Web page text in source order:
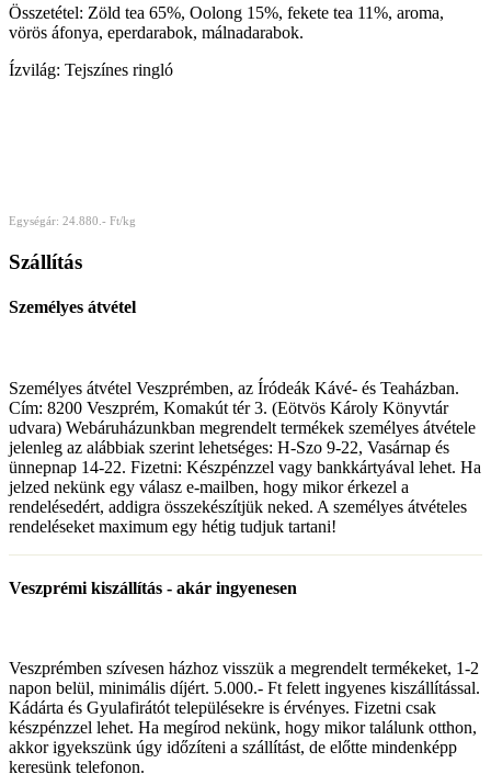
Összetétel: Zöld tea 65%, Oolong 15%, fekete tea 11%, aroma,
vörös áfonya, eperdarabok, málnadarabok.
Ízvilág: Tejszínes ringló
Egységár: 24.880.- Ft/kg
Szállítás
Személyes átvétel
Személyes átvétel Veszprémben, az Íródeák Kávé- és Teaházban.
Cím: 8200 Veszprém, Komakút tér 3. (Eötvös Károly Könyvtár
udvara) Webáruházunkban megrendelt termékek személyes átvétele
jelenleg az alábbiak szerint lehetséges: H-Szo 9-22, Vasárnap és
ünnepnap 14-22. Fizetni: Készpénzzel vagy bankkártyával lehet. Ha
jelzed nekünk egy válasz e-mailben, hogy mikor érkezel a
rendelésedért, addigra összekészítjük neked. A személyes átvételes
rendeléseket maximum egy hétig tudjuk tartani!
Veszprémi kiszállítás - akár ingyenesen
Veszprémben szívesen házhoz visszük a megrendelt termékeket, 1-2
napon belül, minimális díjért. 5.000.- Ft felett ingyenes kiszállítással.
Kádárta és Gyulafirátót településekre is érvényes. Fizetni csak
készpénzzel lehet. Ha megírod nekünk, hogy mikor találunk otthon,
akkor igyekszünk úgy időzíteni a szállítást, de előtte mindenképp
keresünk telefonon.